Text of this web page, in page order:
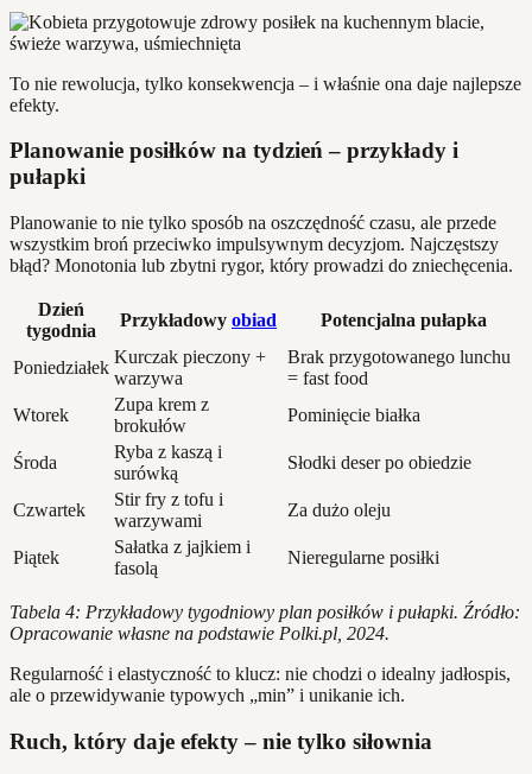
To nie rewolucja, tylko konsekwencja – i właśnie ona daje najlepsze
efekty.
Planowanie posiłków na tydzień – przykłady i
pułapki
Planowanie to nie tylko sposób na oszczędność czasu, ale przede
wszystkim broń przeciwko impulsywnym decyzjom. Najczęstszy
błąd? Monotonia lub zbytni rygor, który prowadzi do zniechęcenia.
Dzień
tygodnia
Przykładowy obiad Potencjalna pułapka
Poniedziałek
Kurczak pieczony +
warzywa
Brak przygotowanego lunchu
= fast food
Wtorek
Zupa krem z
brokułów
Pominięcie białka
Środa
Ryba z kaszą i
surówką
Słodki deser po obiedzie
Czwartek
Stir fry z tofu i
warzywami
Za dużo oleju
Piątek
Sałatka z jajkiem i
fasolą
Nieregularne posiłki
Tabela 4: Przykładowy tygodniowy plan posiłków i pułapki. Źródło:
Opracowanie własne na podstawie Polki.pl, 2024.
Regularność i elastyczność to klucz: nie chodzi o idealny jadłospis,
ale o przewidywanie typowych „min” i unikanie ich.
Ruch, który daje efekty – nie tylko siłownia